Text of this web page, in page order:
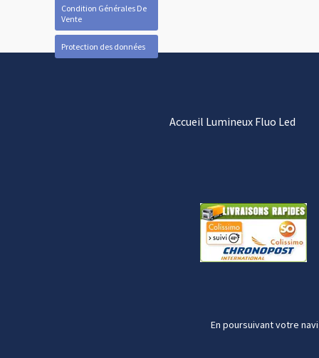
Condition Générales De
Vente
Protection des données
Accueil Lumineux Fluo Led
En poursuivant votre